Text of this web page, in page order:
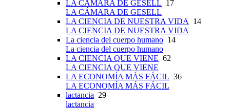
LA CÁMARA DE GESELL 17
LA CÁMARA DE GESELL
LA CIENCIA DE NUESTRA VIDA 14
LA CIENCIA DE NUESTRA VIDA
La ciencia del cuerpo humano 14
La ciencia del cuerpo humano
LA CIENCIA QUE VIENE 62
LA CIENCIA QUE VIENE
LA ECONOMÍA MÁS FÁCIL 36
LA ECONOMÍA MÁS FÁCIL
lactancia 29
lactancia